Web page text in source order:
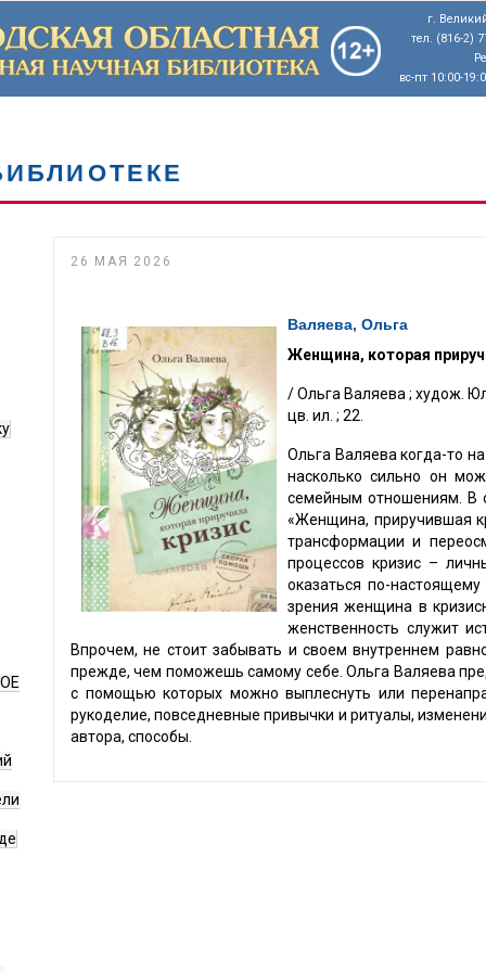
г.
тел. (816-2)
вс-пт 10:00-
26 МАЯ 2026
Валяева, Ольга
Женщина, которая
/ Ольга Валяева ; худож.
цв. ил. ; 22.
Ольга Валяева когда-то
насколько сильно он
семейным отношениям. В
«Женщина, приручившая
трансформации и
процессов кризис –
оказаться по-
зрения женщина в
женственность служит
Впрочем, не стоит забывать и своем внутреннем
прежде, чем поможешь самому себе. Ольга Валяева
с помощью которых можно выплеснуть или
рукоделие, повседневные привычки и ритуалы,
автора, способы.